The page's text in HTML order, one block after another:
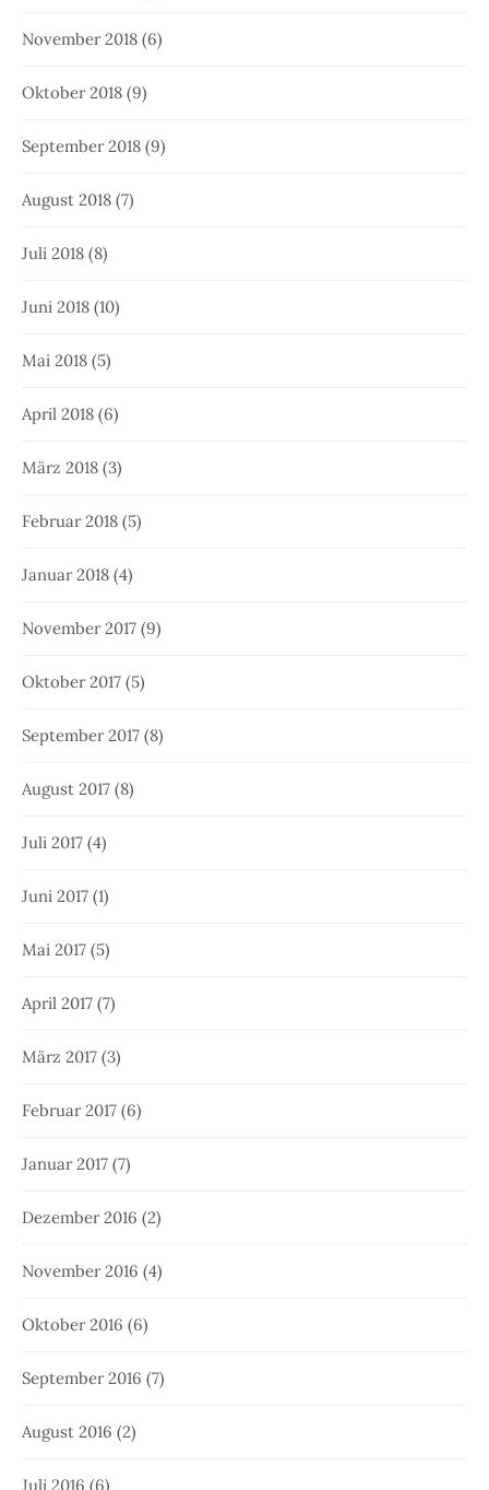
November 2018 (6)
Oktober 2018 (9)
September 2018 (9)
August 2018 (7)
Juli 2018 (8)
Juni 2018 (10)
Mai 2018 (5)
April 2018 (6)
März 2018 (3)
Februar 2018 (5)
Januar 2018 (4)
November 2017 (9)
Oktober 2017 (5)
September 2017 (8)
August 2017 (8)
Juli 2017 (4)
Juni 2017 (1)
Mai 2017 (5)
April 2017 (7)
März 2017 (3)
Februar 2017 (6)
Januar 2017 (7)
Dezember 2016 (2)
November 2016 (4)
Oktober 2016 (6)
September 2016 (7)
August 2016 (2)
Juli 2016 (6)